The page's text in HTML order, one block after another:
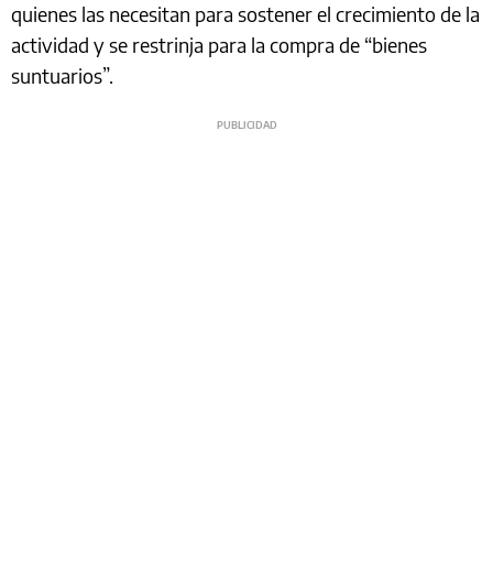
quienes las necesitan para sostener el crecimiento de la
actividad y se restrinja para la compra de “bienes
suntuarios”.